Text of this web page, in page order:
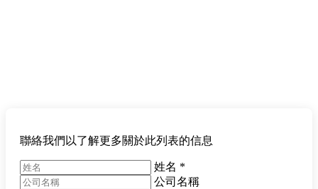
聯絡我們以了解更多關於此列表的信息
姓名 *
公司名稱